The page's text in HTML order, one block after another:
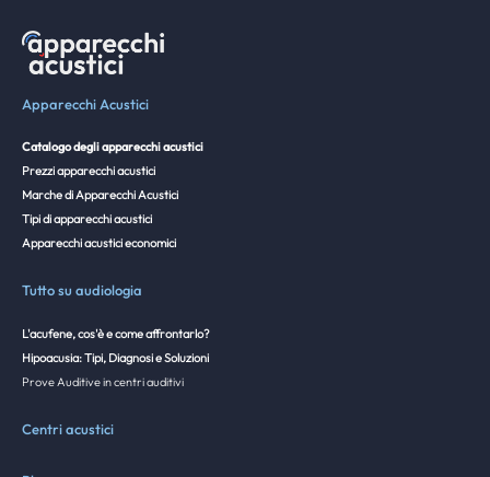
Apparecchi Acustici
Catalogo degli apparecchi acustici
Prezzi apparecchi acustici
Marche di Apparecchi Acustici
Tipi di apparecchi acustici
Apparecchi acustici economici
Tutto su audiologia
L'acufene, cos'è e come affrontarlo?
Hipoacusia: Tipi, Diagnosi e Soluzioni
Prove Auditive in centri auditivi
Centri acustici